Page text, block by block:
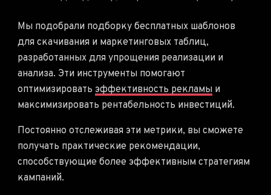
Мы подобрали подборку бесплатных шаблонов
для скачивания и маркетинговых таблиц,
разработанных для упрощения реализации и
анализа. Эти инструменты помогают
оптимизировать эффективность рекламы и
максимизировать рентабельность инвестиций.
Постоянно отслеживая эти метрики, вы сможете
получать практические рекомендации,
способствующие более эффективным стратегиям
кампаний.